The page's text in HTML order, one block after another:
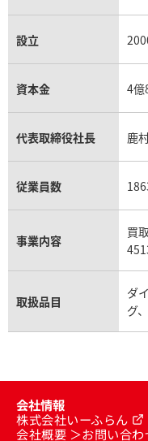
設立
資本金 4億
代表取締役社長 鹿
従業員数
事業内容
買
取扱品目
ダ
グ
会社情報
株式会社いーふらん
会社概要
お問い合わ